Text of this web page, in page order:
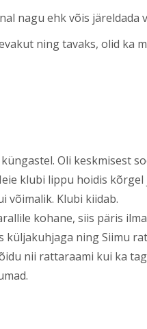
nagu ehk võis
ning tavaks, olid ka
Oli keskmisest
klubi lippu hoidis kõrgel
võimalik. Klubi kiidab.
kohane, siis päris
ning Siimu
nii rattaraami kui ka